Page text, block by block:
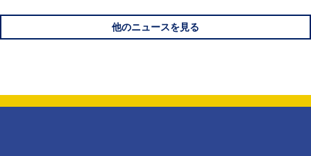
他のニュースを見る